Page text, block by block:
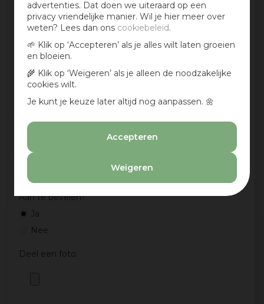
advertenties. Dat doen we uiteraard op een
privacy vriendelijke manier. Wil je hier meer over
weten? Lees dan ons cookiebeleid.
🌱 Klik op ‘Accepteren’ als je alles wilt laten groeien
en bloeien.
🌾 Klik op ‘Weigeren’ als je alleen de noodzakelijke
cookies wilt.
Je kunt je keuze later altijd nog aanpassen. 🌼
Accepteren
Weigeren
Mijn ervaring in één zin:*
Jouw mening over dit product:
Aan te bevelen?
Ja
Nee
Deel een foto: